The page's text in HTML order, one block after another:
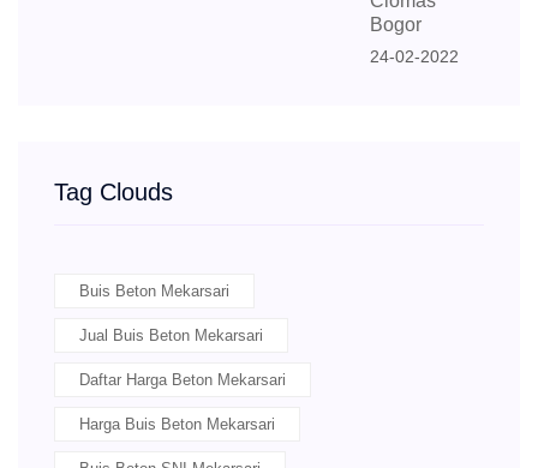
Bogor
24-02-2022
Tag Clouds
Buis Beton Mekarsari
Jual Buis Beton Mekarsari
Daftar Harga Beton Mekarsari
Harga Buis Beton Mekarsari